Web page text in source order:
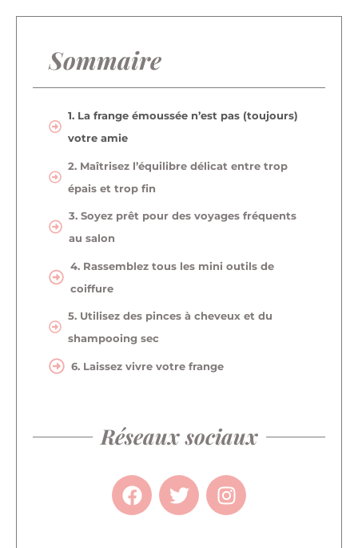
Sommaire
1. La frange émoussée n’est pas (toujours)
votre amie
2. Maîtrisez l’équilibre délicat entre trop
épais et trop fin
3. Soyez prêt pour des voyages fréquents
au salon
4. Rassemblez tous les mini outils de
coiffure
5. Utilisez des pinces à cheveux et du
shampooing sec
6. Laissez vivre votre frange
Réseaux sociaux